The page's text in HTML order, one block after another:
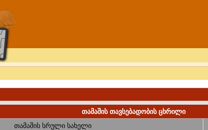
თამაშის თავსებადობის ცხრილი
თამაშის სრული სახელი